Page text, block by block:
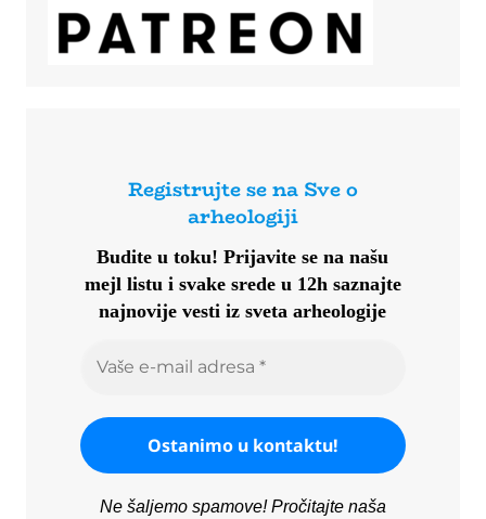
Registrujte se na Sve o
arheologiji
Budite u toku!Prijavite se na našu
mejl listu i svake srede u 12h saznajte
najnovije vesti iz sveta arheologije
Ne šaljemo spamove! Pročitajte naša